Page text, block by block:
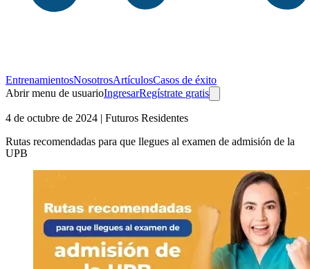
EntrenamientosNosotrosArtículosCasos de éxito
Abrir menu de usuarioIngresarRegístrate gratis
4 de octubre de 2024 | Futuros Residentes
Rutas recomendadas para que llegues al examen de admisión de la
UPB